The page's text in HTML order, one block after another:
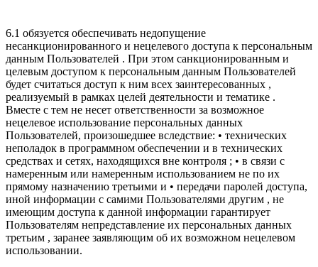
6.1 обязуется обеспечивать недопущение
несанкционированного и нецелевого доступа к персональным
данным Пользователей . При этом санкционированным и
целевым доступом к персональным данным Пользователей
будет считаться доступ к ним всех заинтересованных ,
реализуемый в рамках целей деятельности и тематике .
Вместе с тем не несет ответственности за возможное
нецелевое использование персональных данных
Пользователей, произошедшее вследствие: • технических
неполадок в программном обеспечении и в технических
средствах и сетях, находящихся вне контроля ; • в связи с
намеренным или намеренным использованием не по их
прямому назначению третьими и • передачи паролей доступа,
иной информации с самими Пользователями другим , не
имеющим доступа к данной информации гарантирует
Пользователям непредставление их персональных данных
третьим , заранее заявляющим об их возможном нецелевом
использовании.